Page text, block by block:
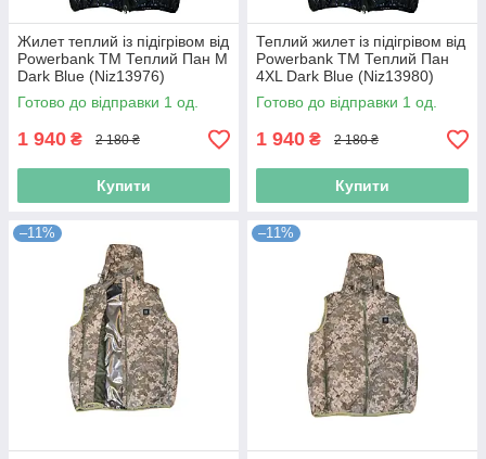
Жилет теплий із підігрівом від
Powerbank TM Теплий Пан M
Dark Blue (Niz13976)
Готово до відправки 1 од.
1 940 ₴ 2 180 ₴
Купити
Теплий жилет із підігрівом від
Powerbank TM Теплий Пан
4XL Dark Blue (Niz13980)
Готово до відправки 1 од.
1 940 ₴ 2 180 ₴
Купити
–11% –11%